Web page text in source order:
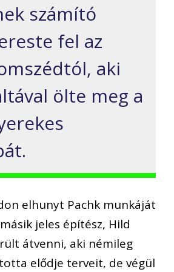
számító
fel az
aki
ölte meg a
elhunyt Pachk munkáját
jeles építész, Hild
átvenni, aki némileg
elődje terveit, de végül